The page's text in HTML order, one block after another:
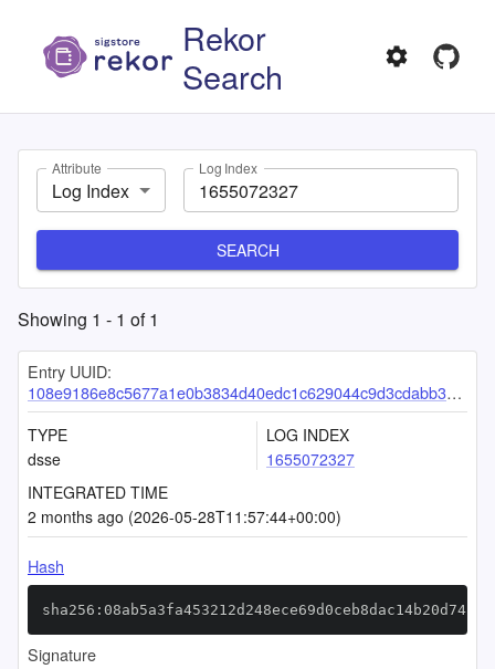
Rekor
Search
Attribute
Log Index
Log Index
SEARCH
Showing 1 - 1 of1
Entry UUID:
108e9186e8c5677a1e0b3834d40edc1c629044c9d3cdabb3caf125852d7c8caa1276c7d0c4c05c14
TYPE
dsse
LOG INDEX
1655072327
INTEGRATED TIME
2 months ago (2026-05-28T11:57:44+00:00)
Hash
Signature